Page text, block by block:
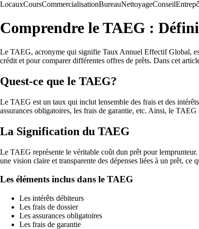
LocauxCoursCommercialisationBureauNettoyageConseil
Comprendre le TAEG :
Le TAEG, acronyme qui signifie Taux Annuel Effectif Global,
crédit et pour comparer différentes offres de prêts. Dans cet
Quest-ce que le TAEG?
Le TAEG est un taux qui inclut lensemble des frais et des
assurances obligatoires, les frais de garantie, etc. Ainsi, le
La Signification du TAEG
Le TAEG représente le véritable coût dun prêt pour
une vision claire et transparente des dépenses liées à un prêt,
Les éléments inclus dans le TAEG
Les intérêts débiteurs
Les frais de dossier
Les assurances obligatoires
Les frais de garantie